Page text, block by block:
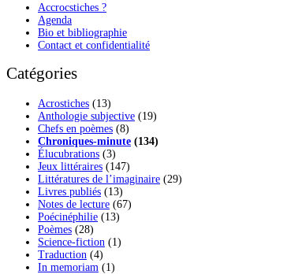
Accrocstiches ?
Agenda
Bio et bibliographie
Contact et confidentialité
Catégories
Acrostiches (13)
Anthologie subjective (19)
Chefs en poèmes (8)
Chroniques-minute (134)
Élucubrations (3)
Jeux littéraires (147)
Littératures de l’imaginaire (29)
Livres publiés (13)
Notes de lecture (67)
Poécinéphilie (13)
Poèmes (28)
Science-fiction (1)
Traduction (4)
In memoriam (1)